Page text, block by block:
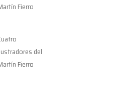
Fierro
del
Fierro